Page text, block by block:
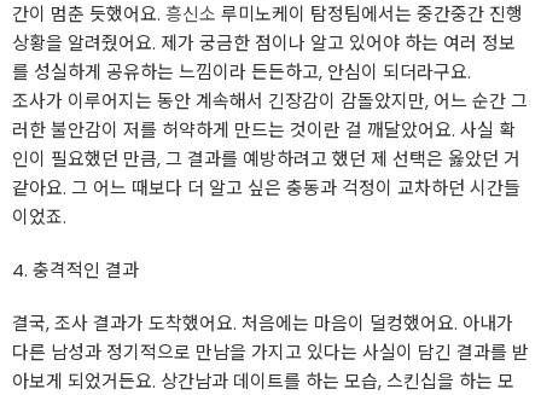
간이 멈춘 듯했어요. 흥신소 루미노케이 탐정팀에서는 중간중간 진행
상황을 알려줬어요. 제가 궁금한 점이나 알고 있어야 하는 여러 정보
를 성실하게 공유하는 느낌이라 든든하고, 안심이 되더라구요.
조사가 이루어지는 동안 계속해서 긴장감이 감돌았지만, 어느 순간 그
러한 불안감이 저를 허약하게 만드는 것이란 걸 깨달았어요. 사실 확
인이 필요했던 만큼, 그 결과를 예방하려고 했던 제 선택은 옳았던 거
같아요. 그 어느 때보다 더 알고 싶은 충동과 걱정이 교차하던 시간들
이었죠.
4. 충격적인 결과
결국, 조사 결과가 도착했어요. 처음에는 마음이 덜컹했어요. 아내가
다른 남성과 정기적으로 만남을 가지고 있다는 사실이 담긴 결과를 받
아보게 되었거든요. 상간남과 데이트를 하는 모습, 스킨십을 하는 모